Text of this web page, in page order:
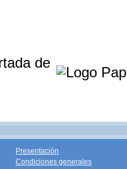
de
Presentación
Condiciones generales